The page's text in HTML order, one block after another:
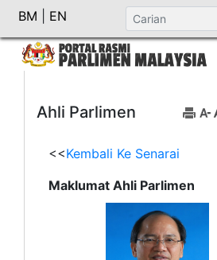
BM EN
Ahli Parlimen
<<Kembali Ke Senarai
Maklumat Ahli Parlimen